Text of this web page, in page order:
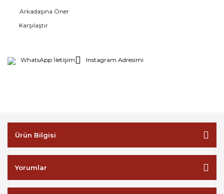
Arkadaşına Öner
Karşılaştır
WhatsApp İletişim Instagram Adresimi
Ürün Bilgisi
Yorumlar